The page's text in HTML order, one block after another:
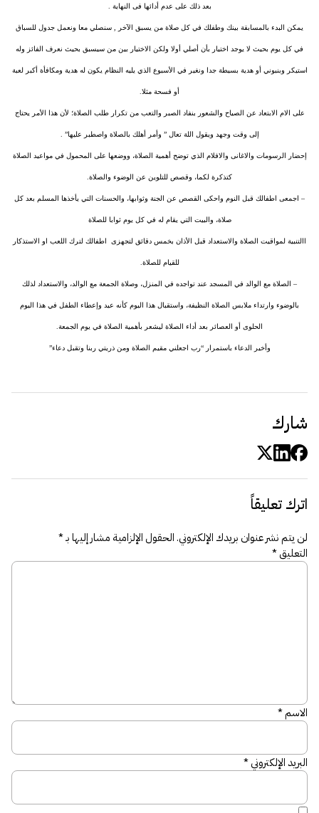
بعد ذلك على عدم أدائها فى النهاية .
يمكن البدء بالمسابقة بينك وطفلك في كل صلاة من يسبق الآخر , سنصلي معا ونعمل جدول للسباق
في كل يوم بحيث لا يوجد اختيار بأن أصلي أولا ولكن الاختيار بين من سيسبق بحيث نعرف الفائز وله
استيكر وبنبوني أو هدية بسيطة جدا ونغير في الأسبوع الذي يليه النظام يكون له هدية ومكافأة أكبر لعبة
أو فسحة مثلا.
على الام الابتعاد عن الصياح والشعور بنفاد الصبر والتعب من تكرار طلب الصلاة؛ لأن هذا الأمر يحتاج
إلى وقت وجهد ويقول اللة تعال ” وأمر أهلك بالصلاة واصطبر عليها” .
إحضار الرسومات والاغانى والافلام الذي توضح أهمية الصلاة، ووضعها على المحمول في مواعيد الصلاة
كتذكرة لكما، وقصص للتلوين عن الوضوء والصلاة.
– اجمعى اطفالك قبل النوم واحكى القصص عن الجنة وثوابها، والحسنات التي يأخذها المسلم بعد كل
صلاة، والبيت التي يقام له في كل يوم ثوابا للصلاة
االتنبية لمواقيت الصلاة والاستعداد قبل الأذان بخمس دقائق لتجهزى اطفالك لترك اللعب او الاستذكار
للقيام للصلاة.
– الصلاة مع الوالد في المسجد عند تواجده في المنزل، وصلاة الجمعة مع الوالد، والاستعداد لذلك
بالوضوء وارتداء ملابس الصلاة النظيفة، واستقبال هذا اليوم كأنه عيد وإعطاء الطفل في هذا اليوم
الحلوى أو العصائر بعد أداء الصلاة ليشعر بأهمية الصلاة في يوم الجمعة.
وأخير الدعاء باستمرار “رب اجعلني مقيم الصلاة ومن ذريتي ربنا وتقبل دعاء”
شارك
اترك تعليقاً
لن يتم نشر عنوان بريدك الإلكتروني.الحقول الإلزامية مشار إليها بـ*
التعليق*
الاسم*
البريد الإلكتروني*